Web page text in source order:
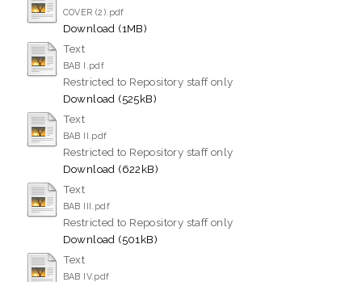
COVER (2).pdf
Download (1MB)
Text
BAB I.pdf
Restricted to Repository staff only
Download (525kB)
Text
BAB II.pdf
Restricted to Repository staff only
Download (622kB)
Text
BAB III.pdf
Restricted to Repository staff only
Download (501kB)
Text
BAB IV.pdf